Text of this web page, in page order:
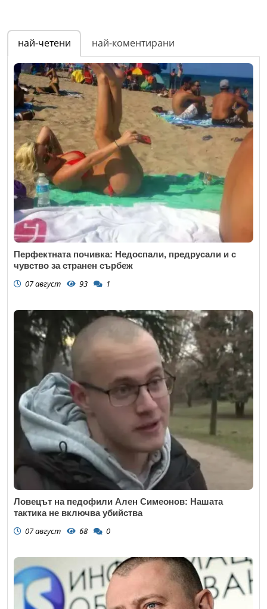
най-четени най-коментирани
Перфектната почивка: Недоспали, предрусали и с
чувство за странен сърбеж
07 август 93 1
Ловецът на педофили Ален Симеонов: Нашата
тактика не включва убийства
07 август 68 0